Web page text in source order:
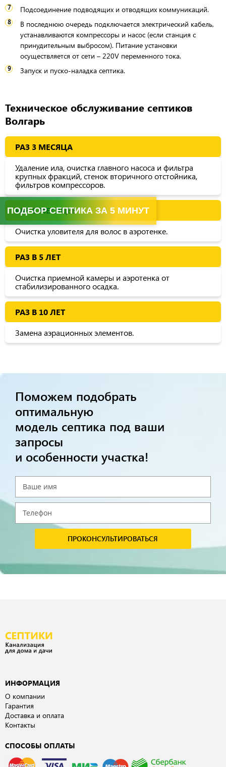
Подсоединение подводящих и отводящих коммуникаций.
В последнюю очередь подключается электрический кабель,
устанавливаются компрессоры и насос (если станция с
принудительным выбросом). Питание установки
осуществляется от сети – 220V переменного тока.
Запуск и пуско-наладка септика.
Техническое обслуживание септиков
Волгарь
РАЗ 3 МЕСЯЦА
Удаление ила, очистка главного насоса и фильтра
крупных фракций, стенок вторичного отстойника,
фильтров компрессоров.
РАЗ 6 МЕСЯЦЕВ
Очистка уловителя для волос в аэротенке.
РАЗ В 5 ЛЕТ
Очистка приемной камеры и аэротенка от
стабилизированного осадка.
РАЗ В 10 ЛЕТ
Замена аэрационных элементов.
Поможем подобрать
оптимальную
модель септика под ваши
запросы
и особенности участка!
ПРОКОНСУЛЬТИРОВАТЬСЯ
ПОДБОР СЕПТИКА ЗА 5 МИНУТ
ИНФОРМАЦИЯ
О компании
Гарантия
Доставка и оплата
Контакты
СПОСОБЫ ОПЛАТЫ